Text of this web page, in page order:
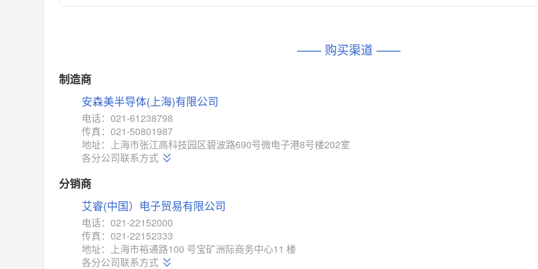
对比
MAX14760
M74HC4852 (意法-ST)
相同功能 相似度 52%
TC4052BF (东芝-Toshiba)
相同功能 相似度 50% 对比
ISL54233 (瑞萨-Renesas)
相同功能 相似度 49% 对比
对比
相似度 44%
相同功能
—— 购买渠道 ——
制造商
安森美半导体(上海)有限公司
电话：021-61238798
传真：021-50801987
地址：上海市张江高科技园区碧波路690号微电子港8号楼202室
各分公司联系方式
分销商
艾睿(中国）电子贸易有限公司
电话：021-22152000
传真：021-22152333
地址：上海市裕通路100 号宝矿洲际商务中心11 楼
各分公司联系方式